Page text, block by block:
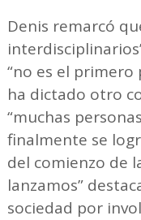
Denis remarcó
“no es el primero
ha dictado otro
“muchas
finalmente se
del comienzo de
lanzamos”
sociedad por